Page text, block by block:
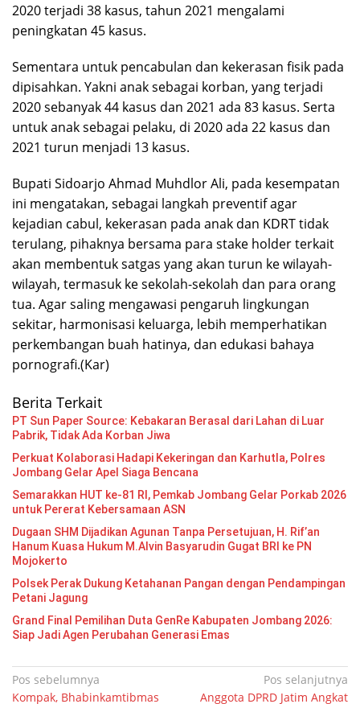
2020 terjadi 38 kasus, tahun 2021 mengalami
peningkatan 45 kasus.
Sementara untuk pencabulan dan kekerasan fisik pada
dipisahkan. Yakni anak sebagai korban, yang terjadi
2020 sebanyak 44 kasus dan 2021 ada 83 kasus. Serta
untuk anak sebagai pelaku, di 2020 ada 22 kasus dan
2021 turun menjadi 13 kasus.
Bupati Sidoarjo Ahmad Muhdlor Ali, pada kesempatan
ini mengatakan, sebagai langkah preventif agar
kejadian cabul, kekerasan pada anak dan KDRT tidak
terulang, pihaknya bersama para stake holder terkait
akan membentuk satgas yang akan turun ke wilayah-
wilayah, termasuk ke sekolah-sekolah dan para orang
tua. Agar saling mengawasi pengaruh lingkungan
sekitar, harmonisasi keluarga, lebih memperhatikan
perkembangan buah hatinya, dan edukasi bahaya
pornografi.(Kar)
Berita Terkait
PT Sun Paper Source: Kebakaran Berasal dari Lahan di Luar
Pabrik, Tidak Ada Korban Jiwa
Perkuat Kolaborasi Hadapi Kekeringan dan Karhutla, Polres
Jombang Gelar Apel Siaga Bencana
Semarakkan HUT ke-81 RI, Pemkab Jombang Gelar Porkab 2026
untuk Pererat Kebersamaan ASN
Dugaan SHM Dijadikan Agunan Tanpa Persetujuan, H. Rif’an
Hanum Kuasa Hukum M.Alvin Basyarudin Gugat BRI ke PN
Mojokerto
Polsek Perak Dukung Ketahanan Pangan dengan Pendampingan
Petani Jagung
Grand Final Pemilihan Duta GenRe Kabupaten Jombang 2026:
Siap Jadi Agen Perubahan Generasi Emas
Navigasi
Pos sebelumnya
Kompak, Bhabinkamtibmas
Pos selanjutnya
Anggota DPRD Jatim Angkat